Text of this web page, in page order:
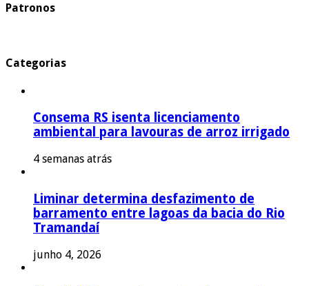
Patronos
Categorias
Consema RS isenta licenciamento
ambiental para lavouras de arroz irrigado
4 semanas atrás
Liminar determina desfazimento de
barramento entre lagoas da bacia do Rio
Tramandaí
junho 4, 2026